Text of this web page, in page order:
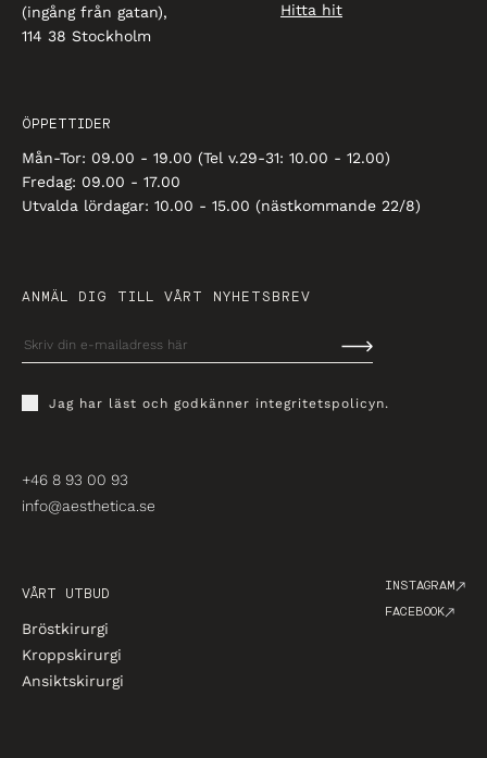
(ingång från gatan),
114 38 Stockholm
Hitta hit
ÖPPETTIDER
Mån-Tor: 09.00 - 19.00 (Tel v.29-31: 10.00 - 12.00)
Fredag: 09.00 - 17.00
Utvalda lördagar: 10.00 - 15.00 (nästkommande 22/8)
ANMÄL DIG TILL VÅRT NYHETSBREV
Jag har läst och godkänner integritetspolicyn.
+46 8 93 00 93
info@aesthetica.se
VÅRT UTBUD
Bröstkirurgi
Kroppskirurgi
Ansiktskirurgi
INSTAGRAM
FACEBOOK